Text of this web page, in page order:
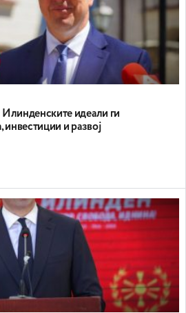
идеали ги
и развој